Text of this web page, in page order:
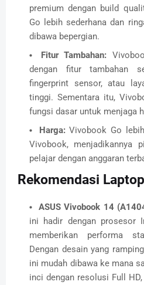
premium dengan build
Go lebih sederhana dan
dibawa bepergian.
Fitur Tambahan:
dengan fitur tambahan
fingerprint sensor, atau
tinggi. Sementara itu,
fungsi dasar untuk menjaga
Harga:Vivobook Go
Vivobook, menjadikannya
pelajar dengan anggaran
Rekomendasi
ASUS Vivobook 14
ini hadir dengan prosesor
memberikan performa
Dengan desain yang
ini mudah dibawa ke mana
inci dengan resolusi Full